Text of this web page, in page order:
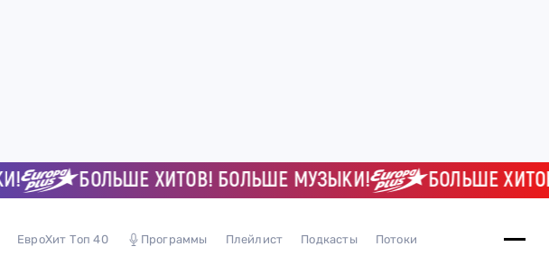
БОЛЬШЕ ХИТОВ! БОЛЬШЕ МУЗЫКИ! БОЛЬШЕ ХИТОВ!
ЕвроХит Топ 40 Программы Плейлист Подкасты Потоки